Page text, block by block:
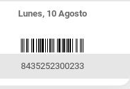
Lunes, 10 Agosto
8435252300233